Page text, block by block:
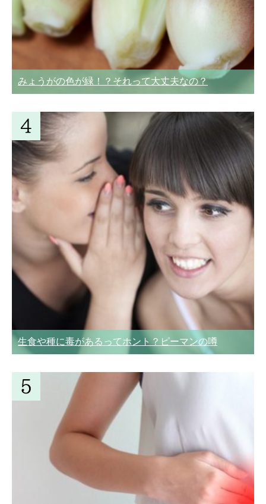
みょうがの色が緑！？それって大丈夫なの？
生食や種に毒があるってホント？ピーマンの噂